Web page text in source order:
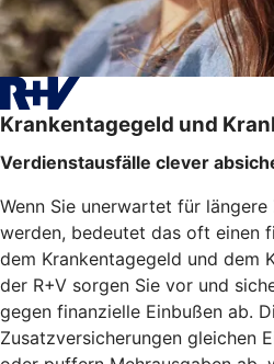
Krankentagegeld und
Verdienstausfälle clever
Wenn Sie unerwartet für
werden, bedeutet das oft einen
dem Krankentagegeld und dem
der R+V sorgen Sie vor und
gegen finanzielle Einbußen ab.
Zusatzversicherungen gleichen